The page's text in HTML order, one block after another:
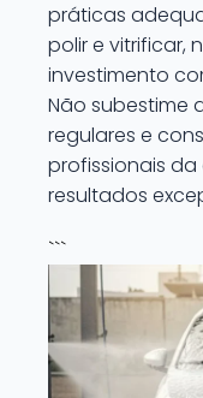
práticas
polir e vitrificar,
investimento
Não subestime
regulares e
profissionais
resultados
```